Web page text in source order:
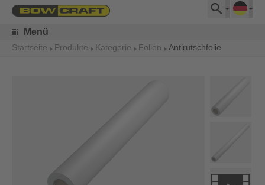
Menü
Startseite Produkte Kategorie Folien Antirutschfolie